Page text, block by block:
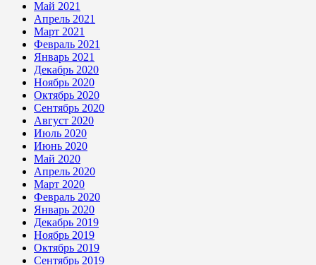
Май 2021
Апрель 2021
Март 2021
Февраль 2021
Январь 2021
Декабрь 2020
Ноябрь 2020
Октябрь 2020
Сентябрь 2020
Август 2020
Июль 2020
Июнь 2020
Май 2020
Апрель 2020
Март 2020
Февраль 2020
Январь 2020
Декабрь 2019
Ноябрь 2019
Октябрь 2019
Сентябрь 2019